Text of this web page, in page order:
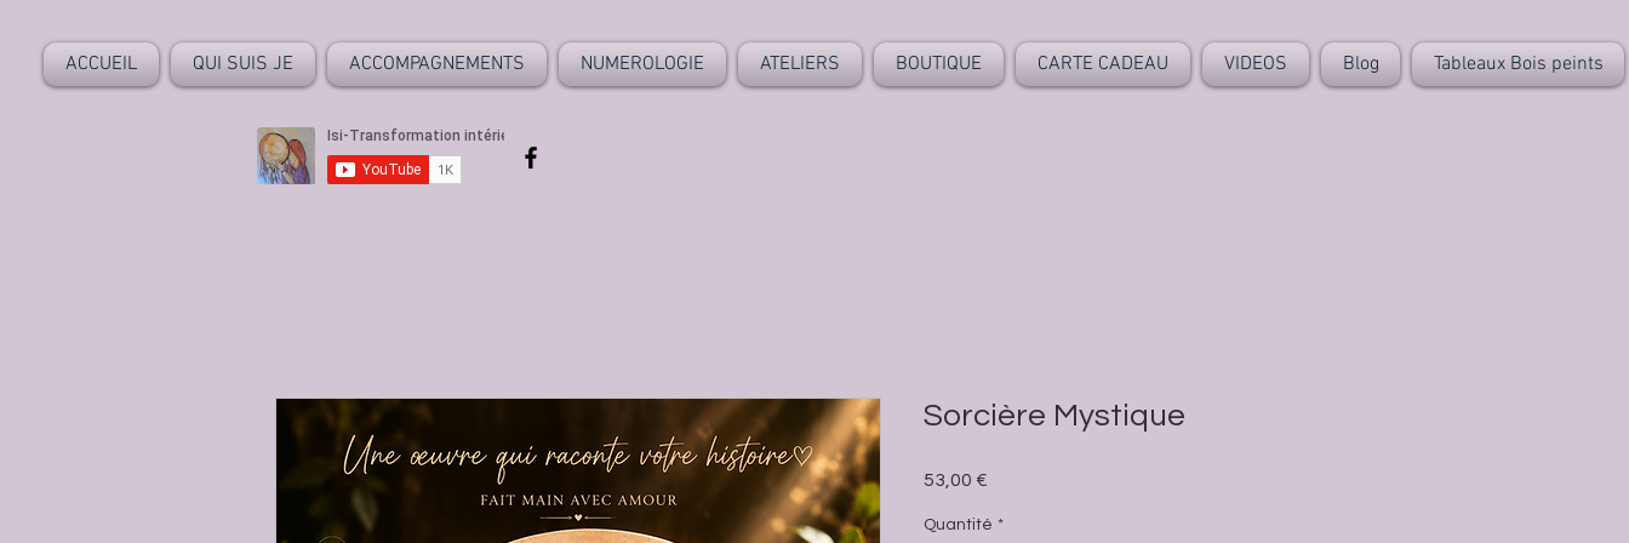
ACCUEIL QUI SUIS JE ACCOMPAGNEMENTS NUMEROLOGIE ATELIERS BOUTIQUE CARTE CADEAU VIDEOS Blog Tableaux Bois peints
Sorcière Mystique
53,00 €
Quantité *